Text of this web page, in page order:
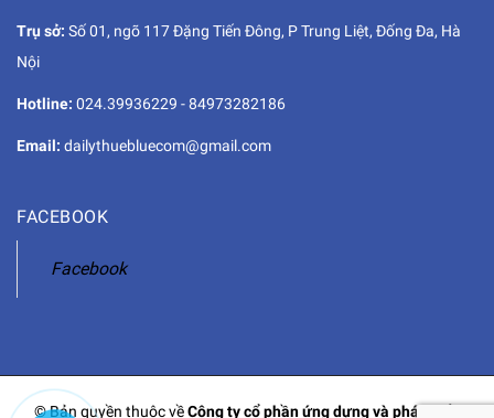
Trụ sở: Số 01, ngõ 117 Đặng Tiến Đông, P Trung Liệt, Đống Đa, Hà
Nội
Hotline: 024.39936229 -84973282186
Email: dailythuebluecom@gmail.com
FACEBOOK
Facebook
© Bản quyền thuộc vềCông ty cổ phần ứng dựng và phát triển